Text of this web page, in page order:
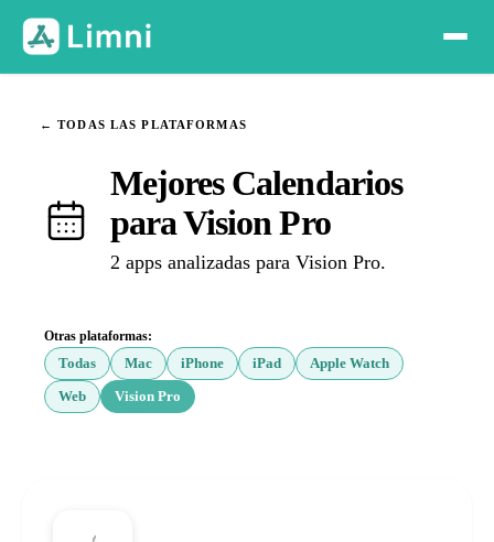
← TODAS LAS PLATAFORMAS
Mejores Calendarios
para Vision Pro
2 apps analizadas para Vision Pro.
Otras plataformas:
Todas
Mac iPhone iPad Apple Watch
Web Vision Pro